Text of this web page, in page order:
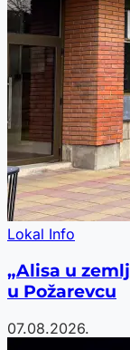
Lokal Info
„Alisa u
u Požarevcu
07.08.2026.